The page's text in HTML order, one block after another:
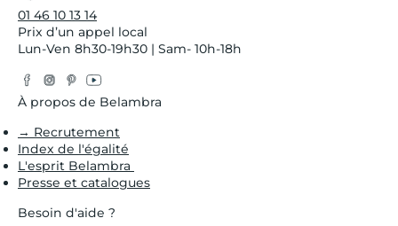
01 46 10 13 14
Prix d’un appel local
Lun-Ven 8h30-19h30 | Sam- 10h-18h
Facebook
Instagram
Pinterest
YouTube
À propos de Belambra
→ Recrutement
Index de l'égalité
L'esprit Belambra
Presse et catalogues
Besoin d'aide ?